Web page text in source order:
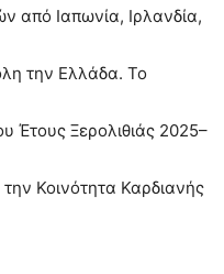
από Ιαπωνία, Ιρλανδία,
την Ελλάδα. Το
Έτους Ξερολιθιάς 2025–
Κοινότητα Καρδιανής